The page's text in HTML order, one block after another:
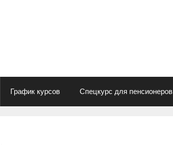
График курсов Спецкурс для пенсионеров